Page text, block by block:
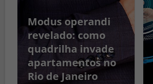
Modus operandi
revelado: como
quadrilha invade
apartamentos no
Rio de Janeiro